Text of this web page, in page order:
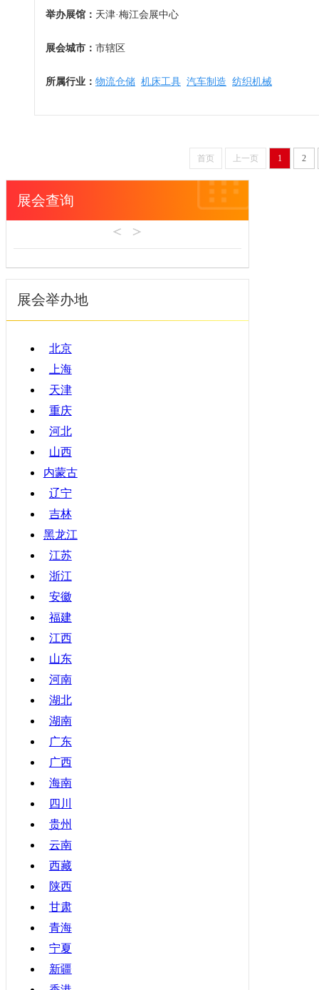
举办展馆： 天津·梅江会展中心
展会城市： 市辖区
所属行业： 物流仓储 机床工具 汽车制造 纺织机械
首页 上一页 1 2
展会查询
展会举办地
北京
上海
天津
重庆
河北
山西
内蒙古
辽宁
吉林
黑龙江
江苏
浙江
安徽
福建
江西
山东
河南
湖北
湖南
广东
广西
海南
四川
贵州
云南
西藏
陕西
甘肃
青海
宁夏
新疆